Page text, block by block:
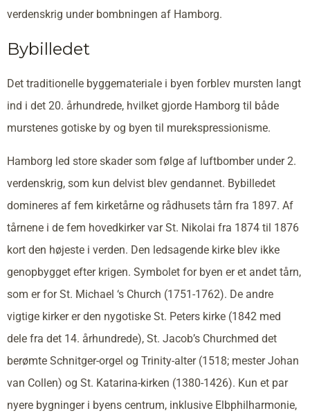
verdenskrig under bombningen af Hamborg.
Bybilledet
Det traditionelle byggemateriale i byen forblev mursten langt
ind i det 20. århundrede, hvilket gjorde Hamborg til både
murstenes gotiske by og byen til murekspressionisme.
Hamborg led store skader som følge af luftbomber under 2.
verdenskrig, som kun delvist blev gendannet. Bybilledet
domineres af fem kirketårne og rådhusets tårn fra 1897. Af
tårnene i de fem hovedkirker var St. Nikolai fra 1874 til 1876
kort den højeste i verden. Den ledsagende kirke blev ikke
genopbygget efter krigen. Symbolet for byen er et andet tårn,
som er for St. Michael ‘s Church (1751-1762). De andre
vigtige kirker er den nygotiske St. Peters kirke (1842 med
dele fra det 14. århundrede), St. Jacob’s Churchmed det
berømte Schnitger-orgel og Trinity-alter (1518; mester Johan
van Collen) og St. Katarina-kirken (1380-1426). Kun et par
nyere bygninger i byens centrum, inklusive Elbphilharmonie,